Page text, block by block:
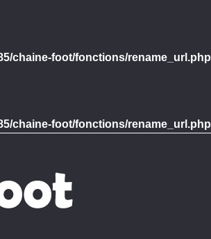
chaine-foot/fonctions/rename_url.php
chaine-foot/fonctions/rename_url.php